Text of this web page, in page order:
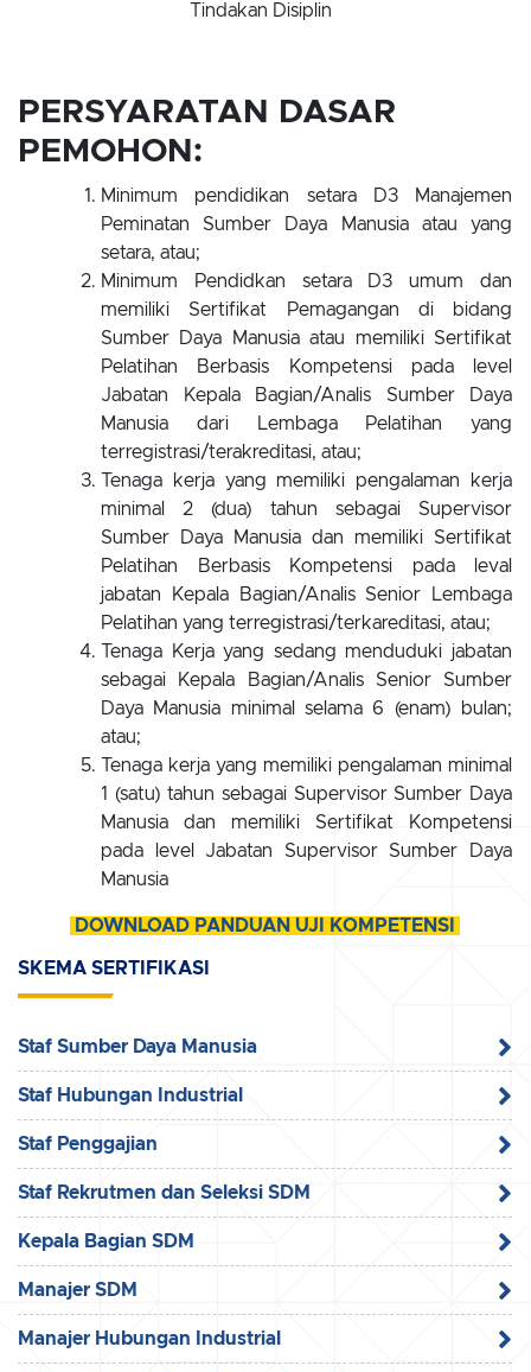
Tindakan Disiplin
PERSYARATAN DASAR
PEMOHON:
Minimum pendidikan setara D3 Manajemen
Peminatan Sumber Daya Manusia atau yang
setara, atau;
Minimum Pendidkan setara D3 umum dan
memiliki Sertifikat Pemagangan di bidang
Sumber Daya Manusia atau memiliki Sertifikat
Pelatihan Berbasis Kompetensi pada level
Jabatan Kepala Bagian/Analis Sumber Daya
Manusia dari Lembaga Pelatihan yang
terregistrasi/terakreditasi, atau;
Tenaga kerja yang memiliki pengalaman kerja
minimal 2 (dua) tahun sebagai Supervisor
Sumber Daya Manusia dan memiliki Sertifikat
Pelatihan Berbasis Kompetensi pada leval
jabatan Kepala Bagian/Analis Senior Lembaga
Pelatihan yang terregistrasi/terkareditasi, atau;
Tenaga Kerja yang sedang menduduki jabatan
sebagai Kepala Bagian/Analis Senior Sumber
Daya Manusia minimal selama 6 (enam) bulan;
atau;
Tenaga kerja yang memiliki pengalaman minimal
1 (satu) tahun sebagai Supervisor Sumber Daya
Manusia dan memiliki Sertifikat Kompetensi
pada level Jabatan Supervisor Sumber Daya
Manusia
DOWNLOAD PANDUAN UJI KOMPETENSI
SKEMA SERTIFIKASI
Staf Sumber Daya Manusia
Staf Hubungan Industrial
Staf Penggajian
Staf Rekrutmen dan Seleksi SDM
Kepala Bagian SDM
Manajer SDM
Manajer Hubungan Industrial